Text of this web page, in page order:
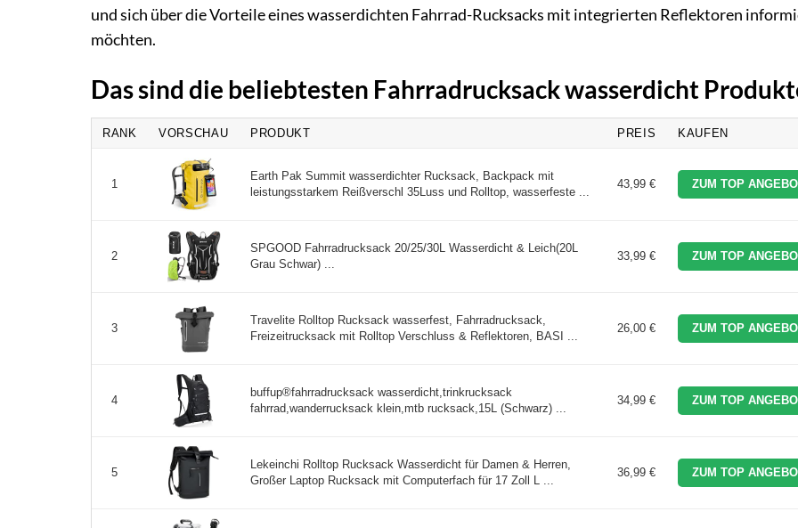
und sich über die Vorteile eines wasserdichten Fahrrad-Rucksacks mit integrierten Reflektoren
möchten.
Das sind die beliebtesten Fahrradrucksack wasserdicht
RANK VORSCHAU PRODUKT PREIS KAUFEN
1
Earth Pak Summit wasserdichter Rucksack, Backpack mit
leistungsstarkem Reißverschl 35Luss und Rolltop, wasserfeste ...
43,99 € ZUM TOP
2
SPGOOD Fahrradrucksack 20/25/30L Wasserdicht & Leich(20L
Grau Schwar) ...
33,99 € ZUM TOP
3
Travelite Rolltop Rucksack wasserfest, Fahrradrucksack,
Freizeitrucksack mit Rolltop Verschluss & Reflektoren, BASI ...
26,00 € ZUM TOP
4
buffup®fahrradrucksack wasserdicht,trinkrucksack
fahrrad,wanderrucksack klein,mtb rucksack,15L (Schwarz) ...
34,99 € ZUM TOP
5
Lekeinchi Rolltop Rucksack Wasserdicht für Damen & Herren,
Großer Laptop Rucksack mit Computerfach für 17 Zoll L ...
36,99 € ZUM TOP